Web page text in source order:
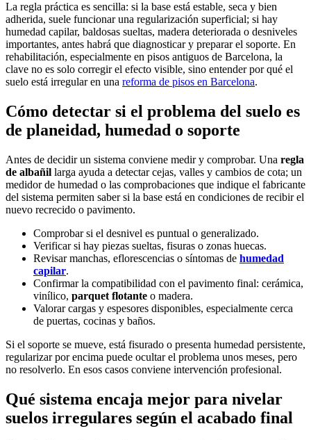
La regla práctica es sencilla: si la base está estable, seca y bien
adherida, suele funcionar una regularización superficial; si hay
humedad capilar, baldosas sueltas, madera deteriorada o desniveles
importantes, antes habrá que diagnosticar y preparar el soporte. En
rehabilitación, especialmente en pisos antiguos de Barcelona, la
clave no es solo corregir el efecto visible, sino entender por qué el
suelo está irregular en una reforma de pisos en Barcelona.
Cómo detectar si el problema del suelo es
de planeidad, humedad o soporte
Antes de decidir un sistema conviene medir y comprobar. Una regla
de albañil larga ayuda a detectar cejas, valles y cambios de cota; un
medidor de humedad o las comprobaciones que indique el fabricante
del sistema permiten saber si la base está en condiciones de recibir el
nuevo recrecido o pavimento.
Comprobar si el desnivel es puntual o generalizado.
Verificar si hay piezas sueltas, fisuras o zonas huecas.
Revisar manchas, eflorescencias o síntomas de humedad
capilar.
Confirmar la compatibilidad con el pavimento final: cerámica,
vinílico, parquet flotante o madera.
Valorar cargas y espesores disponibles, especialmente cerca
de puertas, cocinas y baños.
Si el soporte se mueve, está fisurado o presenta humedad persistente,
regularizar por encima puede ocultar el problema unos meses, pero
no resolverlo. En esos casos conviene intervención profesional.
Qué sistema encaja mejor para nivelar
suelos irregulares según el acabado final